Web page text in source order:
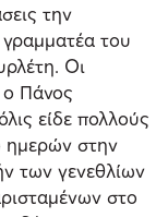
την
του
Οι
ο Πάνος
είδε πολλούς
ημερών στην
των γενεθλίων
στο